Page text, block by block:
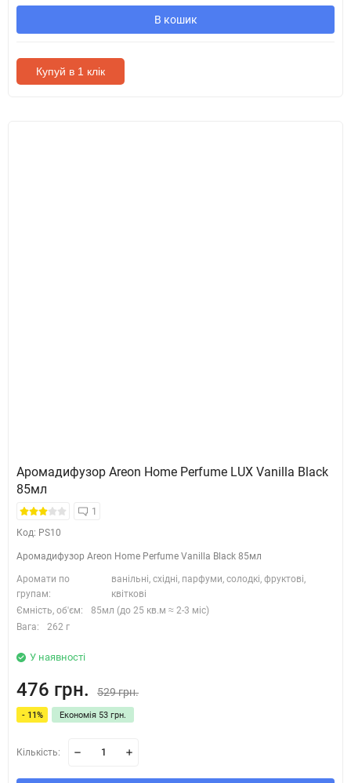
В кошик
Купуй в 1 клік
Аромадифузор Areon Home Perfume LUX Vanilla Black
85мл
1
Код: PS10
Аромадифузор Areon Home Perfume Vanilla Black 85мл
Аромати по
групам:
ванільні, східні, парфуми, солодкі, фруктові,
квіткові
Ємність, об'єм:
85мл (до 25 кв.м ≈ 2-3 міс)
Вага:
262 г
У наявності
476 грн. 529 грн.
- 11% Економія 53 грн.
Кількість: